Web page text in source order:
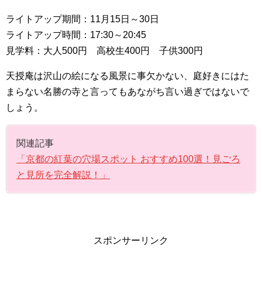
ライトアップ期間：11月15日～30日
ライトアップ時間：17:30～20:45
見学料：大人500円 高校生400円 子供300円
天授庵は沢山の絵になる風景に事欠かない、庭好きにはた
まらない名勝の寺と言ってもあながち言い過ぎではないで
しょう。
関連記事
「京都の紅葉の穴場スポット おすすめ100選！見ごろ
と見所を完全解説！」
スポンサーリンク